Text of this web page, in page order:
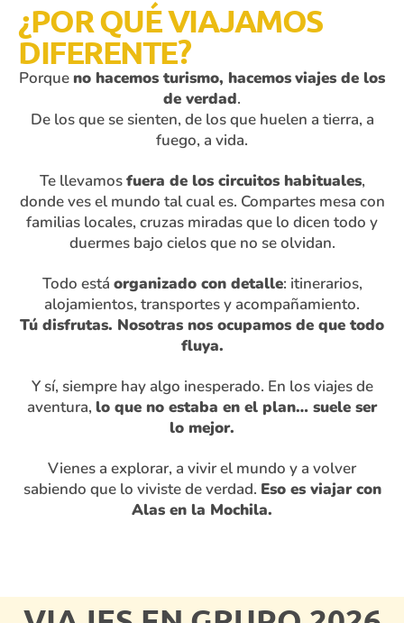
¿POR QUÉ VIAJAMOS
DIFERENTE?
Porque no hacemos turismo, hacemosviajes de los
de verdad.
De los que se sienten, de los que huelen a tierra, a
fuego, a vida.
Te llevamosfuera de los circuitos habituales,
donde ves el mundo tal cual es. Compartes mesa con
familias locales, cruzas miradas que lo dicen todo y
duermes bajo cielos que no se olvidan.
Todo está organizado con detalle: itinerarios,
alojamientos, transportes y acompañamiento.
Tú disfrutas. Nosotras nos ocupamos de que todo
fluya.
Y sí, siempre hay algo inesperado. En los viajes de
aventura, lo que no estaba en el plan… suele ser
lo mejor.
Vienes a explorar, a vivir el mundo y a volver
sabiendo que lo viviste de verdad. Eso es viajar con
Alas en la Mochila.